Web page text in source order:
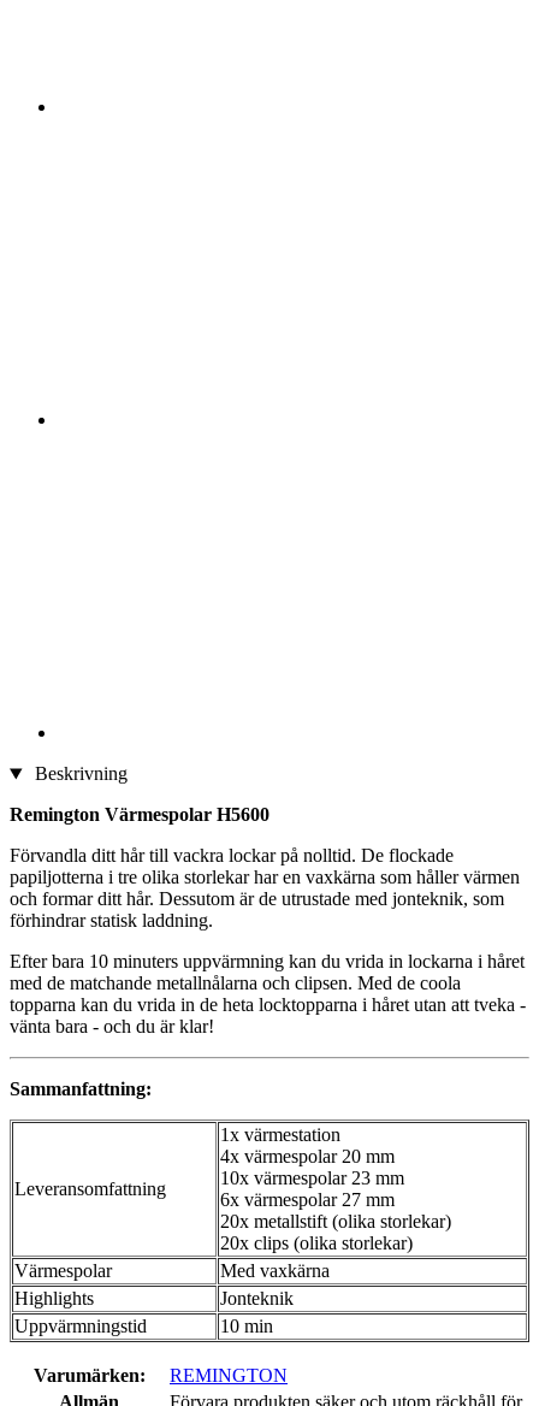
Beskrivning
Remington Värmespolar H5600
Förvandla ditt hår till vackra lockar på nolltid. De flockade
papiljotterna i tre olika storlekar har en vaxkärna som håller värmen
och formar ditt hår. Dessutom är de utrustade med jonteknik, som
förhindrar statisk laddning.
Efter bara 10 minuters uppvärmning kan du vrida in lockarna i håret
med de matchande metallnålarna och clipsen. Med de coola
topparna kan du vrida in de heta locktopparna i håret utan att tveka -
vänta bara - och du är klar!
Sammanfattning:
Leveransomfattning
1x värmestation
4x värmespolar 20 mm
10x värmespolar 23 mm
6x värmespolar 27 mm
20x metallstift (olika storlekar)
20x clips (olika storlekar)
Värmespolar
Med vaxkärna
Highlights
Jonteknik
Uppvärmningstid
10 min
Varumärken:
REMINGTON